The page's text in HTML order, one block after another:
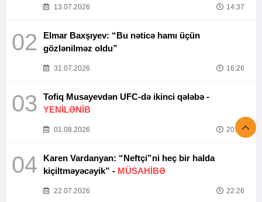
13.07.2026 14:37
02
Elmar Baxşıyev: “Bu nəticə hamı üçün
gözlənilməz oldu”
31.07.2026 16:26
03
Tofiq Musayevdən UFC-də ikinci qələbə -
YENİLƏNİB
01.08.2026 20:52
04
Karen Vardanyan: “Neftçi”ni heç bir halda
kiçiltməyəcəyik” - MÜSAHİBƏ
22.07.2026 22:26